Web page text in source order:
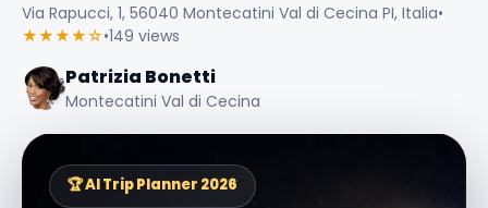
Via Rapucci, 1, 56040 Montecatini Val di Cecina PI, Italia•
★★★★☆•149 views
Patrizia Bonetti
Montecatini Val di Cecina
🏆 AI Trip Planner 2026